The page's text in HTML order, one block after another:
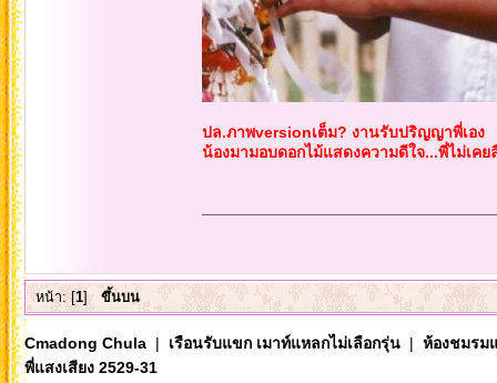
ปล.ภาพversionเต็ม? งานรับปริญญาพี่เอง
น้องมามอบดอกไม้แสดงความดีใจ...พี่ไม่เคย
หน้า: [1] ขึ้นบน
Cmadong Chula| เรือนรับแขก เมาท์แหลกไม่เลือกรุ่น| ห้องชมรม
พี่แสงเสียง 2529-31